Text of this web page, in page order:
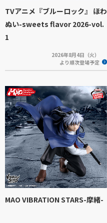
TVアニメ『ブルーロック』 ほわ
ぬい-sweets flavor 2026-vol.
1
2026年8月4日（火）
より順次登場予定
MAO VIBRATION STARS-摩緒-